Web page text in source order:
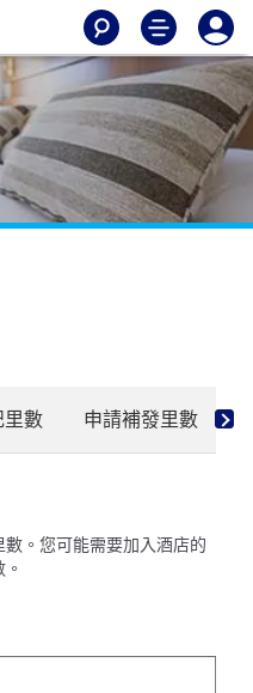
里數 申請補發里數
。您可能需要加入酒店的